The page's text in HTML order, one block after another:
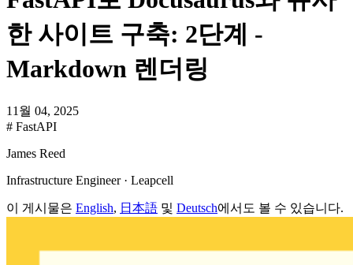
한 사이트 구축: 2단계 -
Markdown 렌더링
11월 04, 2025
# FastAPI
James Reed
Infrastructure Engineer · Leapcell
이 게시물은 English, 日本語 및 Deutsch에서도 볼 수 있습니다.